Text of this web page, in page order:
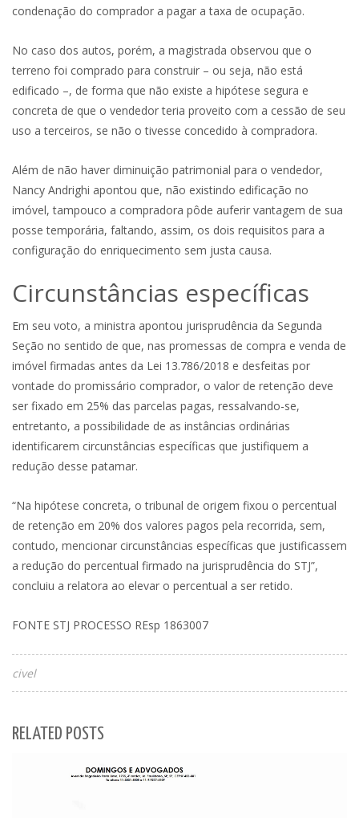
condenação do comprador a pagar a taxa de ocupação.
No caso dos autos, porém, a magistrada observou que o
terreno foi comprado para construir – ou seja, não está
edificado –, de forma que não existe a hipótese segura e
concreta de que o vendedor teria proveito com a cessão de seu
uso a terceiros, se não o tivesse concedido à compradora.
Além de não haver diminuição patrimonial para o vendedor,
Nancy Andrighi apontou que, não existindo edificação no
imóvel, tampouco a compradora pôde auferir vantagem de sua
posse temporária, faltando, assim, os dois requisitos para a
configuração do enriquecimento sem justa causa.
Circunstâncias específicas
Em seu voto, a ministra apontou jurisprudência da Segunda
Seção no sentido de que, nas promessas de compra e venda de
imóvel firmadas antes da Lei 13.786/2018 e desfeitas por
vontade do promissário comprador, o valor de retenção deve
ser fixado em 25% das parcelas pagas, ressalvando-se,
entretanto, a possibilidade de as instâncias ordinárias
identificarem circunstâncias específicas que justifiquem a
redução desse patamar.
“Na hipótese concreta, o tribunal de origem fixou o percentual
de retenção em 20% dos valores pagos pela recorrida, sem,
contudo, mencionar circunstâncias específicas que justificassem
a redução do percentual firmado na jurisprudência do STJ”,
concluiu a relatora ao elevar o percentual a ser retido.
FONTE STJ PROCESSO REsp 1863007
civel
RELATED POSTS